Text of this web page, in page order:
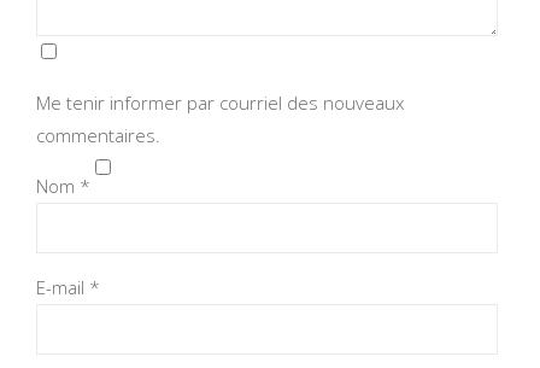
Me tenir informer par courriel des nouveaux
commentaires.
Nom *
E-mail *